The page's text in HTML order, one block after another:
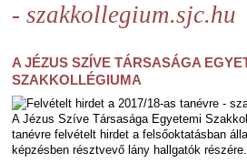
- szakkollegium.sjc.hu
A JÉZUS SZÍVE TÁRSASÁGA
SZAKKOLLÉGIUMA
A Jézus Szíve Társasága Egyetemi
tanévre felvételt hirdet a felsőoktatásban
képzésben résztvevő lány hallgatók részére.